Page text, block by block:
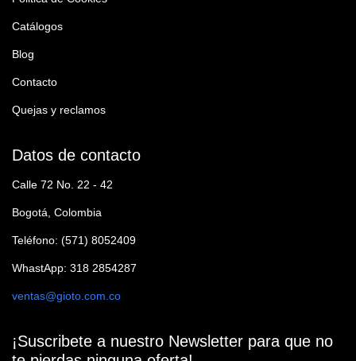
Catálogos
Blog
Contacto
Quejas y reclamos
Datos de contacto
Calle 72 No. 22 - 42
Bogotá, Colombia
Teléfono: (571) 8052409
WhastApp: 318 2854287
ventas@gioto.com.co
¡Suscribete a nuestro Newsletter para que no